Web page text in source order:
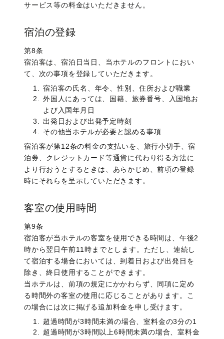
サービス等の料金はいただきません。
宿泊の登録
第8条
宿泊客は、宿泊日当日、当ホテルのフロントにおい
て、次の事項を登録していただきます。
宿泊客の氏名、年令、性別、住所および職業
外国人にあっては、国籍、旅券番号、入国地お
よび入国年月日
出発日および出発予定時刻
その他当ホテルが必要と認める事項
宿泊客が第12条の料金の支払いを、旅行小切手、宿
泊券、クレジットカード等通貨に代わり得る方法に
より行おうとするときは、あらかじめ、前項の登録
時にそれらを呈示していただきます。
客室の使用時間
第9条
宿泊客が当ホテルの客室を使用できる時間は、午後2
時から翌日午前11時までとします。ただし、連続し
て宿泊する場合においては、到着日および出発日を
除き、終日使用することができます。
当ホテルは、前項の規定にかかわらず、同項に定め
る時間外の客室の使用に応じることがあります。こ
の場合には次に掲げる追加料金を申し受けます。
超過時間が3時間未満の場合、室料金の3分の1
超過時間が3時間以上6時間未満の場合、室料金